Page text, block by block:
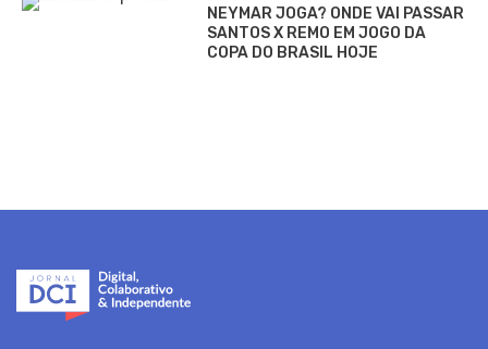
NEYMAR JOGA? ONDE VAI PASSAR
SANTOS X REMO EM JOGO DA
COPA DO BRASIL HOJE